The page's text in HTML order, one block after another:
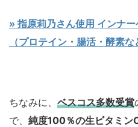
» 指原莉乃さん使用 インナ
（プロテイン・腸活・酵素な
ちなみに、 ベスコス多数受賞
で、 純度100％の生ビタミン